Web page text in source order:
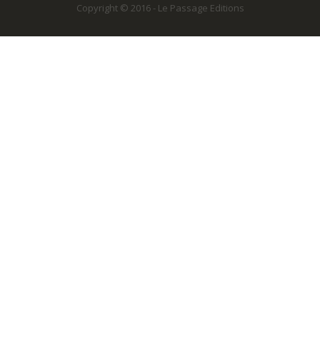
Copyright © 2016 - Le Passage Editions